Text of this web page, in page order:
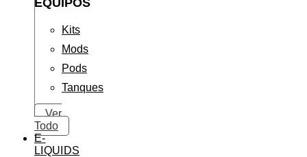
Kits
Mods
Pods
Tanques
Ver
Todo
E-
LIQUIDS